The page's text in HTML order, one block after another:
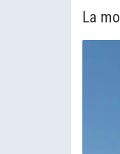
La